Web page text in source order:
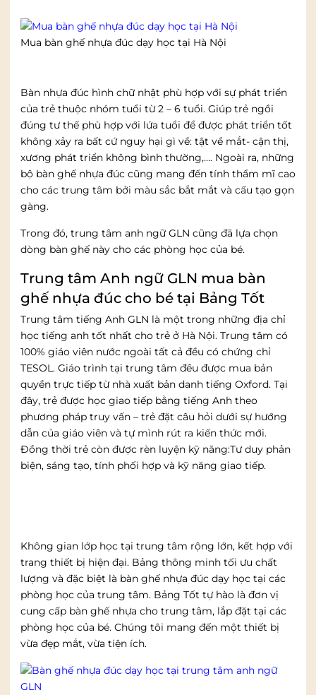
Mua bàn ghế nhựa đúc dạy học tại Hà Nội
Bàn nhựa đúc hình chữ nhật phù hợp với sự phát triển
của trẻ thuộc nhóm tuổi từ 2 – 6 tuổi. Giúp trẻ ngồi
đúng tư thế phù hợp với lứa tuổi để được phát triển tốt
không xảy ra bất cứ nguy hại gì về: tật về mắt- cận thị,
xương phát triển không bình thường,…. Ngoài ra, những
bộ bàn ghế nhựa đúc cũng mang đến tính thẩm mĩ cao
cho các trung tâm bởi màu sắc bắt mắt và cấu tạo gọn
gàng.
Trong đó, trung tâm anh ngữ GLN cũng đã lựa chọn
dòng bàn ghế này cho các phòng học của bé.
Trung tâm Anh ngữ GLN mua bàn
ghế nhựa đúc cho bé tại Bảng Tốt
Trung tâm tiếng Anh GLN là một trong những địa chỉ
học tiếng anh tốt nhất cho trẻ ở Hà Nội. Trung tâm có
100% giáo viên nước ngoài tất cả đều có chứng chỉ
TESOL. Giáo trình tại trung tâm đều được mua bản
quyền trực tiếp từ nhà xuất bản danh tiếng Oxford. Tại
đây, trẻ được học giao tiếp bằng tiếng Anh theo
phương pháp truy vấn – trẻ đặt câu hỏi dưới sự hướng
dẫn của giáo viên và tự mình rút ra kiến thức mới.
Đồng thời trẻ còn được rèn luyện kỹ năng:Tư duy phản
biện, sáng tạo, tính phối hợp và kỹ năng giao tiếp.
Không gian lớp học tại trung tâm rộng lớn, kết hợp với
trang thiết bị hiện đại. Bảng thông minh tối ưu chất
lượng và đặc biệt là bàn ghế nhựa đúc dạy học tại các
phòng học của trung tâm. Bảng Tốt tự hào là đơn vị
cung cấp bàn ghế nhựa cho trung tâm, lắp đặt tại các
phòng học của bé. Chúng tôi mang đến một thiết bị
vừa đẹp mắt, vừa tiện ích.